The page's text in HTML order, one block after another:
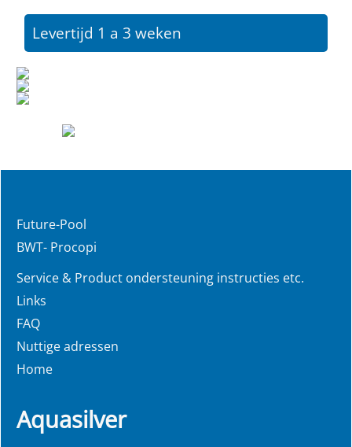
Levertijd 1 a 3 weken
Future-Pool
BWT- Procopi
Service & Product ondersteuning instructies etc.
Links
FAQ
Nuttige adressen
Home
Aquasilver